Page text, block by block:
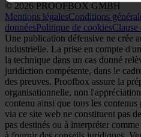
© 2026 PROOFBOX GMBH
Mentions légalesConditions
donnéesPolitique de cookiesClause
Une publication défensive ne crée
industrielle. La prise en compte
la technique dans un cas donné
juridiction compétente, dans le
des preuves. Proofbox assure la
organisationnelle, non
contenu ainsi que tous les
via ce site web ne constituent pas
pas destinés ou à interpréter